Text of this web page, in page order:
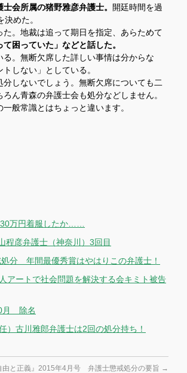
会所属の猪野雅彦弁護士。 開廷時間を過
めた。
。地裁は追って期日を指定、あらためて
困っていた」などと話した。
。無断欠席した詳しい事情は分からな
しない」としている。
しないでしょう。無断欠席についても二
ん青森の弁護士会も処分などしません。
般常識とはちょっと違います。
万円着服したか……
程彦弁護士（神奈川）3回目
分 年間最優秀賞はやはりこの弁護士！
アートで社会問題を解決する会キミト被告
月 除名
）古川雅郎弁護士は2回の処分持ち！
由と正義』2015年4月号 弁護士懲戒処分の要旨 →